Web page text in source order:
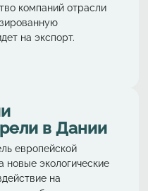
компаний отрасли
на экспорт.
в Дании
европейской
новые экологические
на